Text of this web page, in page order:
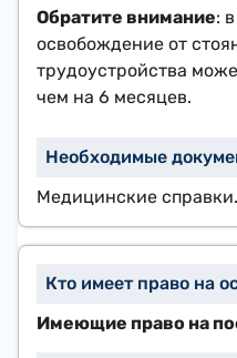
Обратите внимание:
освобождение от
трудоустройства
чем на 6 месяцев.
Медицинские справки.
Имеющие право на